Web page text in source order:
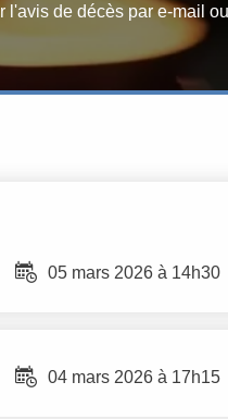
l'avis de décès par e-mail
05 mars 2026 à 14h30
04 mars 2026 à 17h15